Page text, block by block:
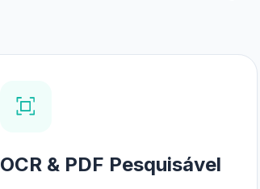
OCR & PDF Pesquisável